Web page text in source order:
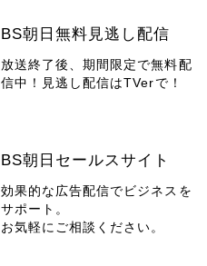
BS朝日無料見逃し配信
放送終了後、期間限定で無料配
信中！見逃し配信はTVerで！
BS朝日セールスサイト
効果的な広告配信でビジネスを
サポート。
お気軽にご相談ください。